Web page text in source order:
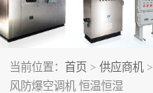
当前位置： 首页 > 供应商机 >
风防爆空调机 恒温恒湿
防爆控制箱
防爆操作柱